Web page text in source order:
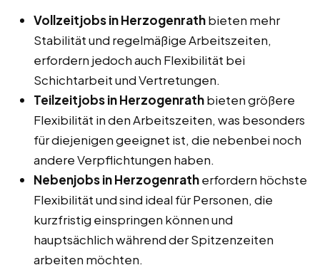
Vollzeitjobs in Herzogenrathbieten mehr
Stabilität und regelmäßige Arbeitszeiten,
erfordern jedoch auch Flexibilität bei
Schichtarbeit und Vertretungen.
Teilzeitjobs in Herzogenrathbieten größere
Flexibilität in den Arbeitszeiten, was besonders
für diejenigen geeignet ist, die nebenbei noch
andere Verpflichtungen haben.
Nebenjobs in Herzogenratherfordern höchste
Flexibilität und sind ideal für Personen, die
kurzfristig einspringen können und
hauptsächlich während der Spitzenzeiten
arbeiten möchten.